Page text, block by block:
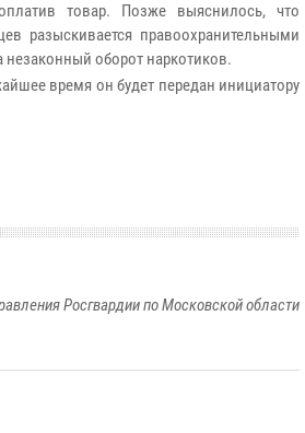
товар. Позже выяснилось, что
разыскивается правоохранительными
незаконный оборот наркотиков.
время он будет передан инициатору
Росгвардии по Московской области